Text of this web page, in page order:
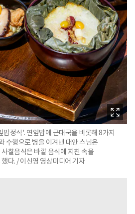
정식'. 연잎밥에 근대국을 비롯해 8가지
수행으로 병을 이겨낸 대안 스님은
찰음식은 바깥 음식에 지친 속을
다. / 이신영 영상미디어 기자